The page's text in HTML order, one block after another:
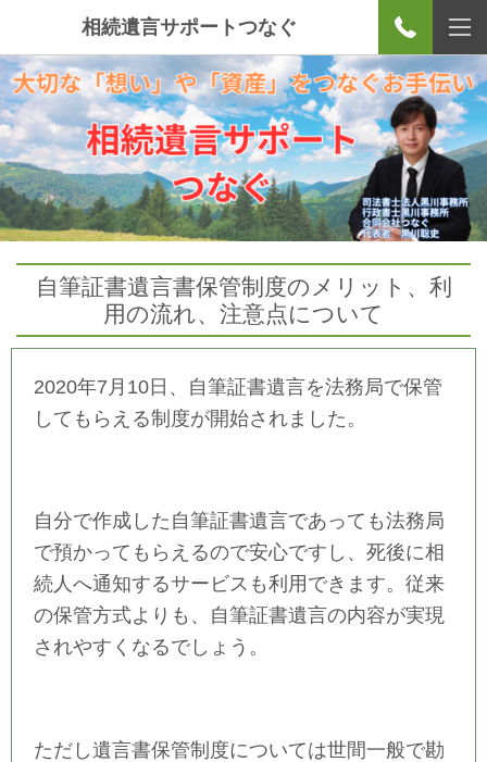
相続遺言サポートつなぐ
自筆証書遺言書保管制度のメリット、利
用の流れ、注意点について
2020年7月10日、自筆証書遺言を法務局で保管
してもらえる制度が開始されました。
自分で作成した自筆証書遺言であっても法務局
で預かってもらえるので安心ですし、死後に相
続人へ通知するサービスも利用できます。従来
の保管方式よりも、自筆証書遺言の内容が実現
されやすくなるでしょう。
ただし遺言書保管制度については世間一般で勘